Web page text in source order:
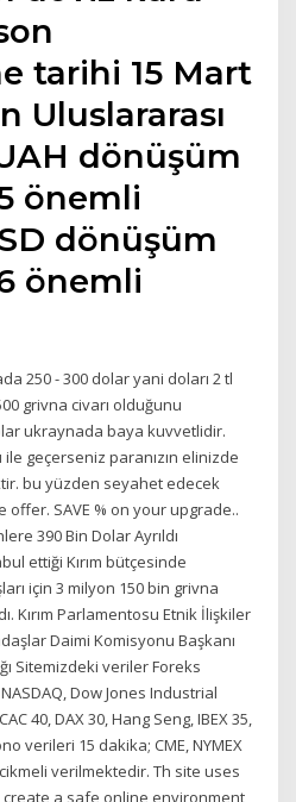
tarihi 15 Mart
Uluslararası
dönüşüm
önemli
dönüşüm
önemli
250 - 300 dolar yani doları 2 tl
grivna civarı olduğunu
ukraynada baya kuvvetlidir.
geçerseniz paranızın elinizde
bu yüzden seyahet edecek
SAVE % on your upgrade..
390 Bin Dolar Ayrıldı
ettiği Kırım bütçesinde
için 3 milyon 150 bin grivna
Kırım Parlamentosu Etnik İlişkiler
Daimi Komisyonu Başkanı
Sitemizdeki veriler Foreks
Dow Jones Industrial
40, DAX 30, Hang Seng, IBEX 35,
verileri 15 dakika; CME, NYMEX
verilmektedir. Th site uses
a safe online environment